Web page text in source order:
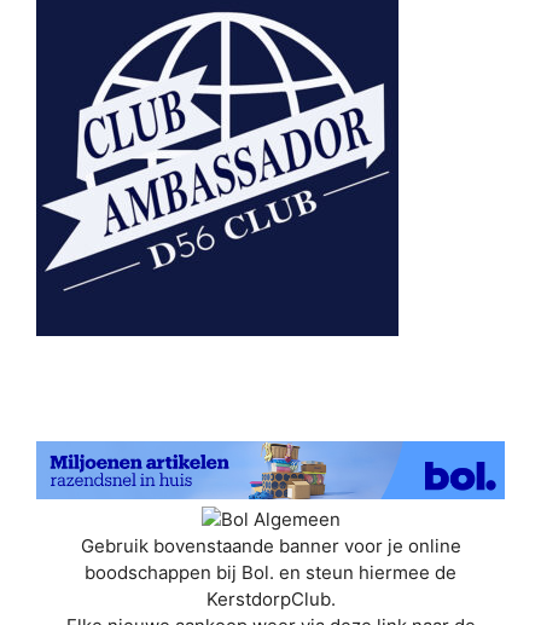
Gebruik bovenstaande banner voor je online
boodschappen bij Bol. en steun hiermee de
KerstdorpClub.